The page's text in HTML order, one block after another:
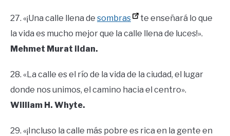
27. «¡Una calle llena de sombras
te enseñará lo que
la vida es mucho mejor que la calle llena de luces!».
Mehmet Murat ildan.
28. «La calle es el río de la vida de la ciudad, el lugar
donde nos unimos, el camino hacia el centro».
William H. Whyte.
29. «¡Incluso la calle más pobre es rica en la gente en